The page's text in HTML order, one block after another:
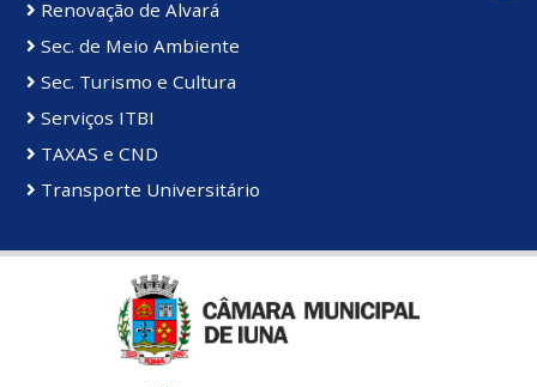
Renovação de Alvará
Sec. de Meio Ambiente
Sec. Turismo e Cultura
Serviços ITBI
TAXAS e CND
Transporte Universitário